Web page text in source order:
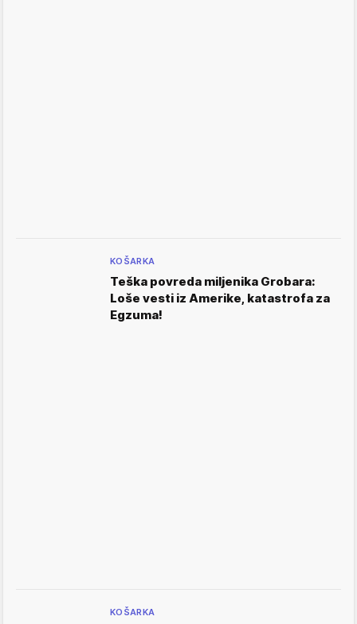
KOŠARKA
Teška povreda miljenika Grobara:
Loše vesti iz Amerike, katastrofa za
Egzuma!
KOŠARKA